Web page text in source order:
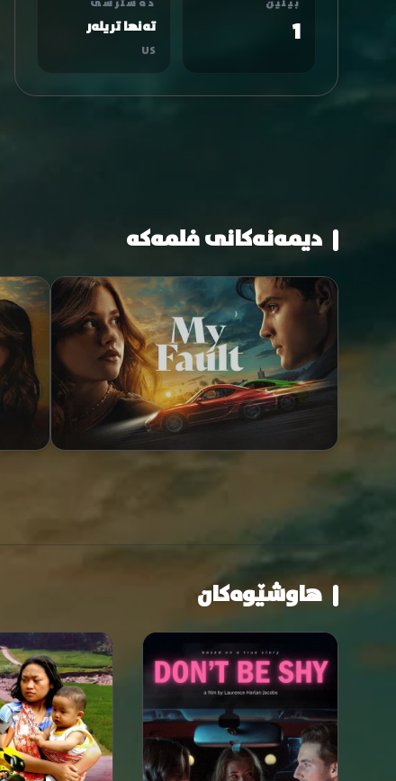
بینین
1
دەسترسی
تەنها تریلەر
US
دیمەنەکانی فلمەکە
هاوشێوەکان